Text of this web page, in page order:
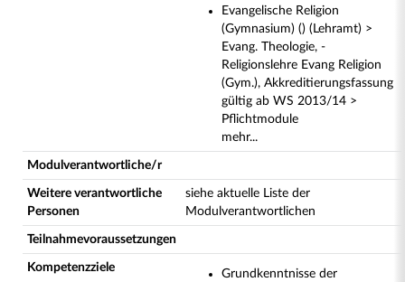
Evangelische Religion
(Gymnasium) () (Lehramt) >
Evang. Theologie, -
Religionslehre Evang Religion
(Gym.), Akkreditierungsfassung
gültig ab WS 2013/14 >
Pflichtmodule
mehr...
Modulverantwortliche/r
Weitere verantwortliche
Personen
siehe aktuelle Liste der
Modulverantwortlichen
Teilnahmevoraussetzungen
Kompetenzziele
Grundkenntnisse der